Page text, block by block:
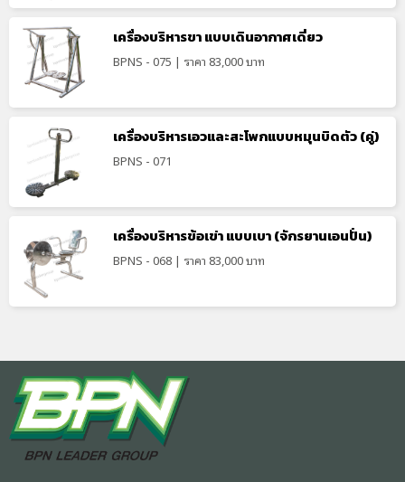
เครื่องบริหารขา แบบเดินอากาศเดี่ยว
BPNS - 075 | ราคา 83,000 บาท
เครื่องบริหารเอวและสะโพกแบบหมุนบิดตัว (คู่)
BPNS - 071
เครื่องบริหารข้อเข่า แบบเบา (จักรยานเอนปั่น)
BPNS - 068 | ราคา 83,000 บาท